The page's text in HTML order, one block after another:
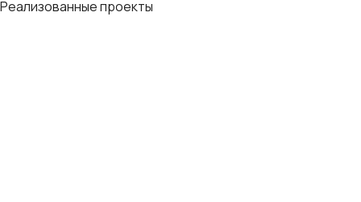
Реализованные проекты